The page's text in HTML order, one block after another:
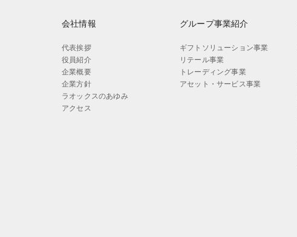
会社情報
代表挨拶
役員紹介
企業概要
企業方針
ラオックスのあゆみ
アクセス
グループ事業紹介
ギフトソリューション事業
リテール事業
トレーディング事業
アセット・サービス事業